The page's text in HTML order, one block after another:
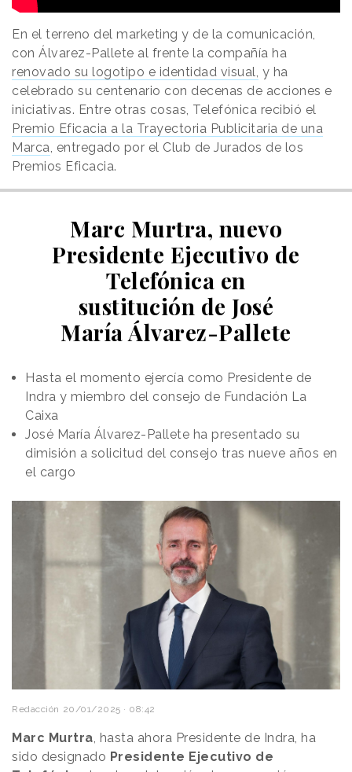
En el terreno del marketing y de la comunicación,
con Álvarez-Pallete al frente la compañía ha
renovado su logotipo e identidad visual, y ha
celebrado su centenario con decenas de acciones e
iniciativas. Entre otras cosas, Telefónica recibió el
Premio Eficacia a la Trayectoria Publicitaria de una
Marca , entregado por el Club de Jurados de los
Premios Eficacia.
Marc Murtra, nuevo
Presidente Ejecutivo de
Telefónica en
sustitución de José
María Álvarez-Pallete
Hasta el momento ejercía como Presidente de
Indra y miembro del consejo de Fundación La
Caixa
José María Álvarez-Pallete ha presentado su
dimisión a solicitud del consejo tras nueve años en
el cargo
Redacción 20/01/2025 · 08:42
Marc Murtra, hasta ahora Presidente de Indra, ha
sido designado Presidente Ejecutivo de